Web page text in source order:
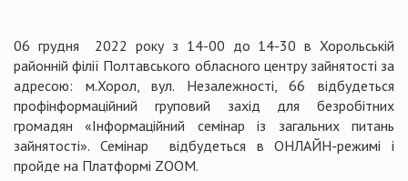
06 грудня 2022 року з 14-00 до 14-30 в Хорольській
районній філії Полтавського обласного центру зайнятості за
адресою: м.Хорол, вул. Незалежності, 66 відбудеться
профінформаційний груповий захід для безробітних
громадян «Інформаційний семінар із загальних питань
зайнятості». Семінар відбудеться в ОНЛАЙН-режимі і
пройде на Платформі ZOOM.